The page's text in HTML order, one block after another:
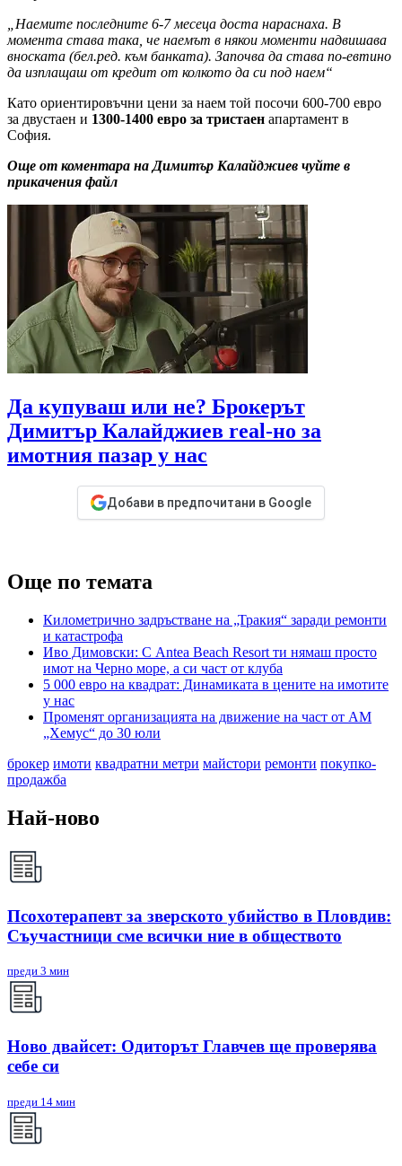
„Наемите последните 6-7 месеца доста нараснаха. В
момента става така, че наемът в някои моменти надвишава
вноската (бел.ред. към банката). Започва да става по-евтино
да изплащаш от кредит от колкото да си под наем“
Като ориентировъчни цени за наем той посочи 600-700 евро
за двустаен и 1300-1400 евро за тристаен апартамент в
София.
Още от коментара на Димитър Калайджиев чуйте в
прикачения файл
Да купуваш или не? Брокерът
Димитър Калайджиев real-но за
имотния пазар у нас
Добави в предпочитани в Google
Още по темата
Километрично задръстване на „Тракия“ заради ремонти
и катастрофа
Иво Димовски: С Antea Beach Resort ти нямаш просто
имот на Черно море, а си част от клуба
5 000 евро на квадрат: Динамиката в цените на имотите
у нас
Променят организацията на движение на част от АМ
„Хемус“ до 30 юли
брокер имоти квадратни метри майстори ремонти покупко-
продажба
Най-ново
Псохотерапевт за зверското убийство в Пловдив:
Съучастници сме всички ние в обществото
преди 3 мин
Ново двайсет: Одиторът Главчев ще проверява
себе си
преди 14 мин